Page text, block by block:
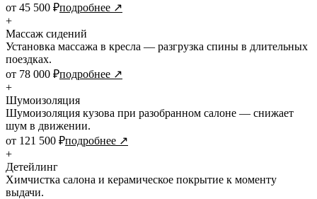
от 45 500 ₽подробнее ↗
+
Массаж сидений
Установка массажа в кресла — разгрузка спины в длительных
поездках.
от 78 000 ₽подробнее ↗
+
Шумоизоляция
Шумоизоляция кузова при разобранном салоне — снижает
шум в движении.
от 121 500 ₽подробнее ↗
+
Детейлинг
Химчистка салона и керамическое покрытие к моменту
выдачи.